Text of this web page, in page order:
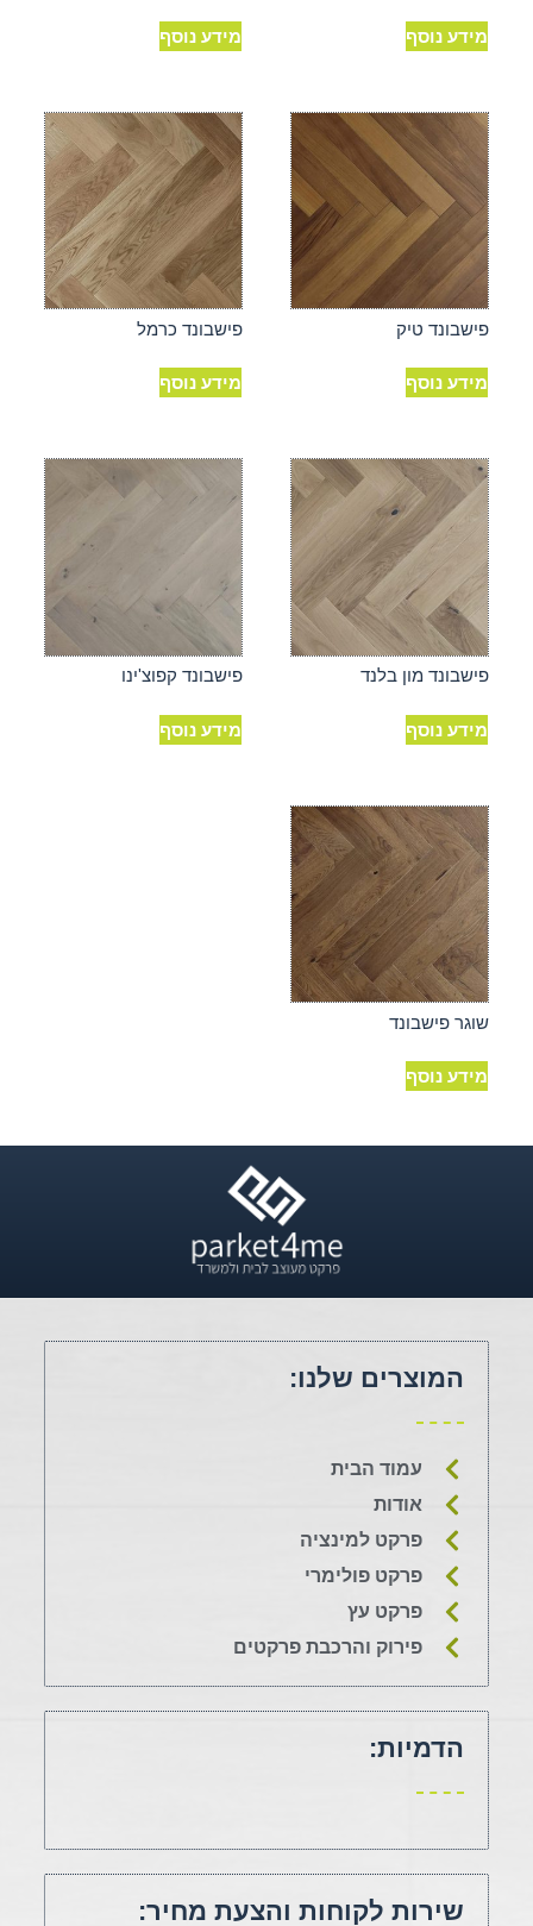
מידע נוסף מידע נוסף
פישבונד טיק
מידע נוסף
פישבונד כרמל
מידע נוסף
פישבונד מון בלנד
מידע נוסף
פישבונד קפוצ'ינו
מידע נוסף
שוגר פישבונד
מידע נוסף
המוצרים שלנו:
עמוד הבית
אודות
פרקט למינציה
פרקט פולימרי
פרקט עץ
פירוק והרכבת פרקטים
הדמיות:
שירות לקוחות והצעת מחיר: